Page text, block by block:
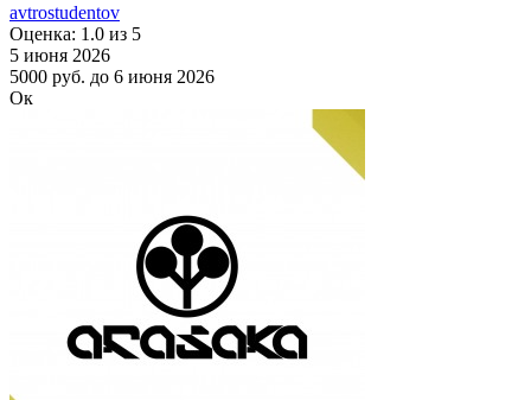
avtrostudentov
Оценка: 1.0 из 5
5 июня 2026
5000 руб. до 6 июня 2026
Ок